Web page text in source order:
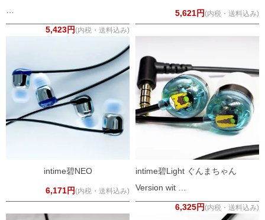
5,423円(内税・送料込み)
5,621円(内税・送料込み)
intime碧NEO
6,171円(内税・送料込み)
intime碧Light ぐんまちゃん
Version wit …
6,325円(内税・送料込み)